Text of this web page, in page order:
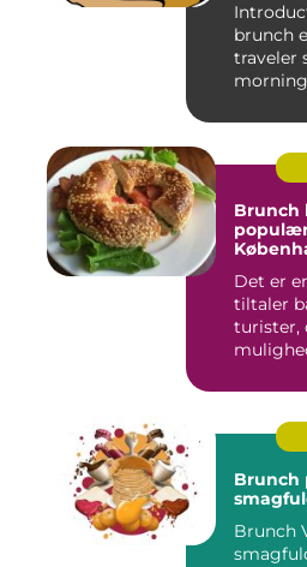
brunch
traveler
Brunch
der
salater
bagels,
Det er
tiltaler
turister,
Brunch
Brunch